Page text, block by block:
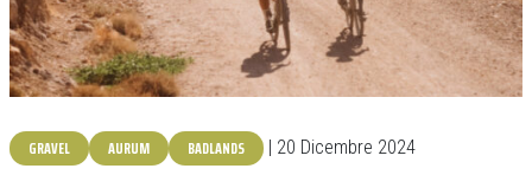
GRAVEL AURUM BADLANDS | 20 Dicembre 2024